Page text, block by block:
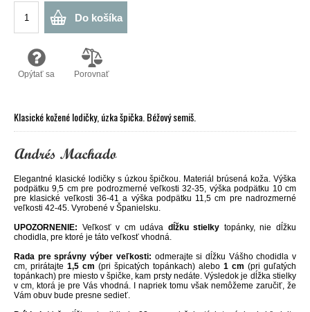
Do košíka
Opýtať sa Porovnať
Klasické kožené lodičky, úzka špička. Béžový semiš.
Elegantné klasické lodičky s úzkou špičkou. Materiál brúsená koža. Výška
podpätku 9,5 cm pre podrozmerné veľkosti 32-35, výška podpätku 10 cm
pre klasické veľkosti 36-41 a výška podpätku 11,5 cm pre nadrozmerné
veľkosti 42-45. Vyrobené v Španielsku.
UPOZORNENIE: Veľkosť v cm udáva dĺžku stielky topánky, nie dĺžku
chodidla, pre ktoré je táto veľkosť vhodná.
Rada pre správny výber veľkosti: odmerajte si dĺžku Vášho chodidla v
cm, prirátajte 1,5 cm (pri špicatých topánkach) alebo 1 cm (pri guľatých
topánkach) pre miesto v špičke, kam prsty nedáte. Výsledok je dĺžka stielky
v cm, ktorá je pre Vás vhodná. I napriek tomu však nemôžeme zaručiť, že
Vám obuv bude presne sedieť.